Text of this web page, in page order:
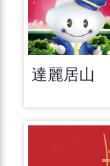
達麗居山